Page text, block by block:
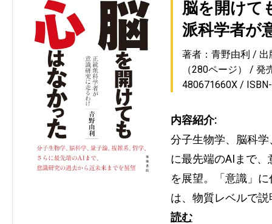
脳を開けて
派科学者が
著者：青野由利
出
（280ページ）
発
480671660X
内容紹介:
分子生物学、脳科
に最先端のAIまで
を展望。「意識」
は、物質レベルで
読む